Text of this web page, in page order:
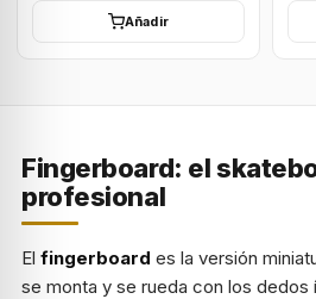
Añadir
Fingerboard: el
profesional
El fingerboard es la versión
se monta y se rueda con los dedos